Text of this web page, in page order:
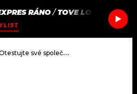
JAK
SEZNAM.CZ
RÁNO/TOVE LO I'M YOUR
své společenské dovednosti jednoduchým kvízem: Kdo podává první ruku a předává se květina v obalu?